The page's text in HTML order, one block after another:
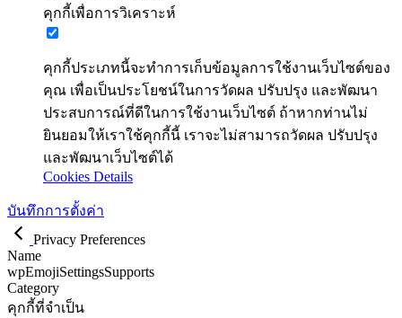
คุกกี้เพื่อการวิเคราะห์
คุกกี้ประเภทนี้จะทำการเก็บข้อมูลการใช้งานเว็บไซต์ของ
คุณ เพื่อเป็นประโยชน์ในการวัดผล ปรับปรุง และพัฒนา
ประสบการณ์ที่ดีในการใช้งานเว็บไซต์ ถ้าหากท่านไม่
ยินยอมให้เราใช้คุกกี้นี้ เราจะไม่สามารถวัดผล ปรับปรุง
และพัฒนาเว็บไซต์ได้
Cookies Details
บันทึกการตั้งค่า
Privacy Preferences
Name
wpEmojiSettingsSupports
Category
คุกกี้ที่จำเป็น